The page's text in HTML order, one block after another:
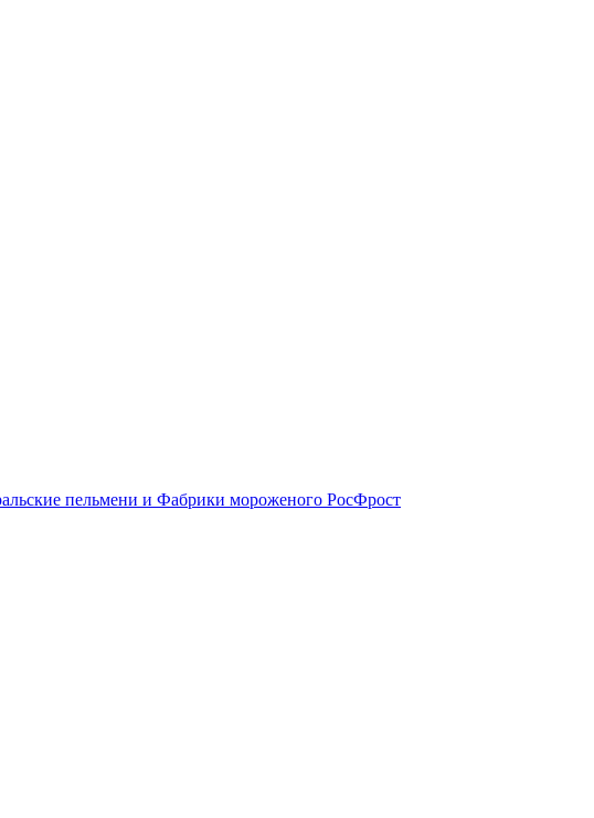
пельмени и Фабрики мороженого РосФрост